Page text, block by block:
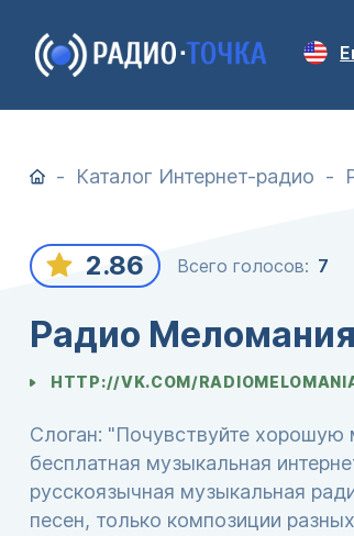
Каталог Интернет-радио
2.86 Всего голосов: 7
Радио Меломания
HTTP://VK.COM/
Слоган: "Почувствуйте хорошую
бесплатная музыкальная
русскоязычная музыкальная
песен, только композиции